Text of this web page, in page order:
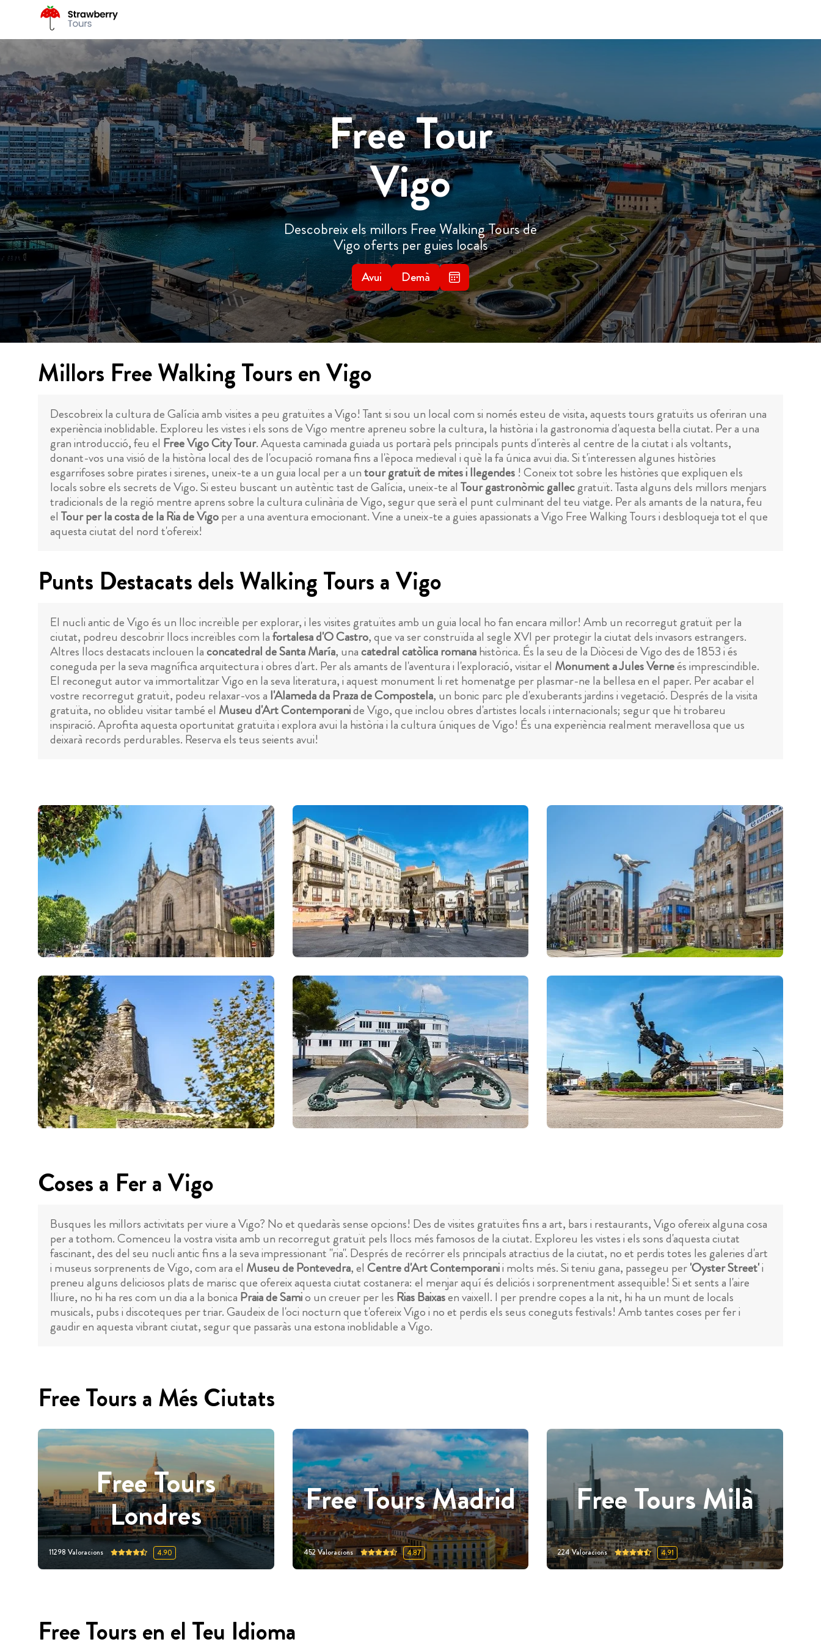
Free Tour
Vigo
Descobreix els millors Free Walking Tours de
Vigo oferts per guies locals
Avui Demà
Millors Free Walking Tours en Vigo
Descobreix la cultura de Galícia amb visites a peu gratuïtes a Vigo! Tant si sou un local com si només esteu de visita, aquests tours gratuïts us oferiran una
experiència inoblidable. Exploreu les vistes i els sons de Vigo mentre apreneu sobre la cultura, la història i la gastronomia d'aquesta bella ciutat. Per a una
gran introducció, feu el Free Vigo City Tour. Aquesta caminada guiada us portarà pels principals punts d'interès al centre de la ciutat i als voltants,
donant-vos una visió de la història local des de l'ocupació romana fins a l'època medieval i què la fa única avui dia. Si t'interessen algunes històries
esgarrifoses sobre pirates i sirenes, uneix-te a un guia local per a untour gratuït de mites i llegendes ! Coneix tot sobre les històries que expliquen els
locals sobre els secrets de Vigo. Si esteu buscant un autèntic tast de Galícia, uneix-te al Tour gastronòmic gallecgratuït. Tasta alguns dels millors menjars
tradicionals de la regió mentre aprens sobre la cultura culinària de Vigo, segur que serà el punt culminant del teu viatge. Per als amants de la natura, feu
el Tour per la costa de la Ria de Vigoper a una aventura emocionant. Vine a uneix-te a guies apassionats a Vigo Free Walking Tours i desbloqueja tot el que
aquesta ciutat del nord t'ofereix!
Punts Destacats dels Walking Tours a Vigo
El nucli antic de Vigo és un lloc increïble per explorar, i les visites gratuïtes amb un guia local ho fan encara millor! Amb un recorregut gratuït per la
ciutat, podreu descobrir llocs increïbles com lafortalesa d'O Castro, que va ser construïda al segle XVI per protegir la ciutat dels invasors estrangers.
Altres llocs destacats inclouen laconcatedral de Santa María, unacatedral catòlica romanahistòrica. És la seu de la Diòcesi de Vigo des de 1853 i és
coneguda per la seva magnífica arquitectura i obres d'art. Per als amants de l'aventura i l'exploració, visitar el Monument a Jules Verneés imprescindible.
El reconegut autor va immortalitzar Vigo en la seva literatura, i aquest monument li ret homenatge per plasmar-ne la bellesa en el paper. Per acabar el
vostre recorregut gratuït, podeu relaxar-vos a l'Alameda da Praza de Compostela, un bonic parc ple d'exuberants jardins i vegetació. Després de la visita
gratuïta, no oblideu visitar també el Museu d'Art Contemporanide Vigo, que inclou obres d'artistes locals i internacionals; segur que hi trobareu
inspiració. Aprofita aquesta oportunitat gratuïta i explora avui la història i la cultura úniques de Vigo! És una experiència realment meravellosa que us
deixarà records perdurables. Reserva els teus seients avui!
Coses a Fer a Vigo
Busques les millors activitats per viure a Vigo? No et quedaràs sense opcions! Des de visites gratuïtes fins a art, bars i restaurants, Vigo ofereix alguna cosa
per a tothom. Comenceu la vostra visita amb un recorregut gratuït pels llocs més famosos de la ciutat. Exploreu les vistes i els sons d'aquesta ciutat
fascinant, des del seu nucli antic fins a la seva impressionant "ria". Després de recórrer els principals atractius de la ciutat, no et perdis totes les galeries d'art
i museus sorprenents de Vigo, com ara el Museu de Pontevedra, el Centre d'Art Contemporanii molts més. Si teniu gana, passegeu per'Oyster Street'i
preneu alguns deliciosos plats de marisc que ofereix aquesta ciutat costanera: el menjar aquí és deliciós i sorprenentment assequible! Si et sents a l'aire
lliure, no hi ha res com un dia a la bonica Praia de Samio un creuer per les Rias Baixasen vaixell. I per prendre copes a la nit, hi ha un munt de locals
musicals, pubs i discoteques per triar. Gaudeix de l'oci nocturn que t'ofereix Vigo i no et perdis els seus coneguts festivals! Amb tantes coses per fer i
gaudir en aquesta vibrant ciutat, segur que passaràs una estona inoblidable a Vigo.
Free Tours a Més Ciutats
Free Tours
Londres
11298 Valoracions 4.90
Free Tours Madrid
452Valoracions 4.87
Free Tours Milà
224Valoracions 4.91
Free Tours en el Teu Idioma